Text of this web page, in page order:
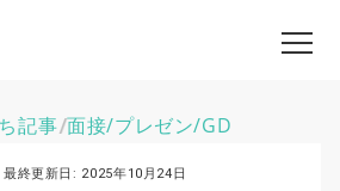
記事\面接/プレゼン/GD
最終更新日: 2025年10月24日